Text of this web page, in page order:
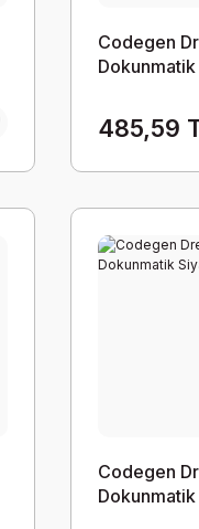
Codegen
Dokunmatik
485,59
Codegen
Dokunmatik